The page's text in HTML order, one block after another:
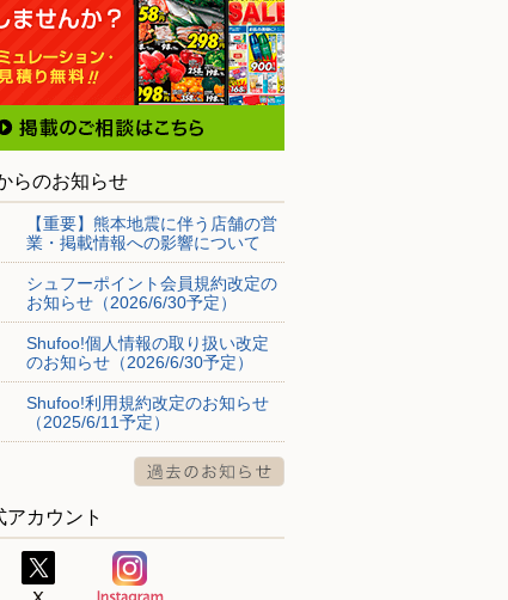
らのお知らせ
【重要】熊本地震に伴う店舗の営
業・掲載情報への影響について
シュフーポイント会員規約改定の
お知らせ（2026/6/30予定）
Shufoo!個人情報の取り扱い改定
のお知らせ（2026/6/30予定）
Shufoo!利用規約改定のお知らせ
（2025/6/11予定）
アカウント